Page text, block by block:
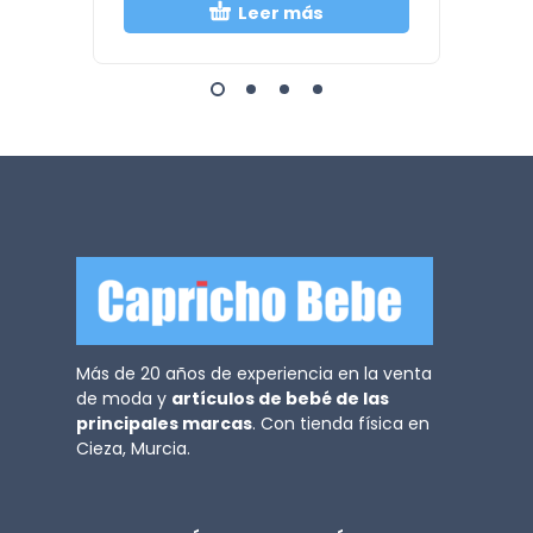
Leer más
Más de 20 años de experiencia en la venta
de moda y artículos de bebé de las
principales marcas. Con tienda física en
Cieza, Murcia.